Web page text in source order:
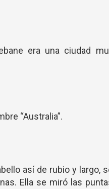
era una ciudad
“Australia”.
así de rubio y largo,
Ella se miró las